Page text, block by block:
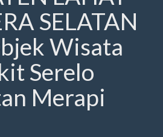
SELATAN
Wisata
Serelo
Merapi